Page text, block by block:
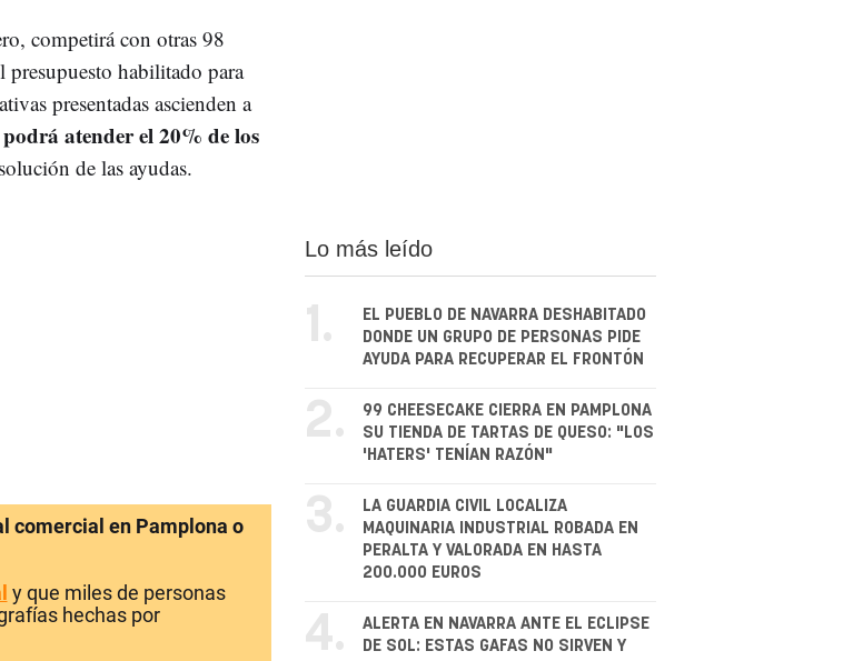
competirá con otras 98
presupuesto habilitado para
presentadas ascienden a
atender el 20% de los
de las ayudas.
comercial en Pamplona o
y que miles de personas
hechas por
Lo más leído
1.
EL PUEBLO DE NAVARRA DESHABITADO
DONDE UN GRUPO DE PERSONAS PIDE
AYUDA PARA RECUPERAR EL FRONTÓN
2.
99 CHEESECAKE CIERRA EN PAMPLONA
SU TIENDA DE TARTAS DE QUESO: "LOS
'HATERS' TENÍAN RAZÓN"
3.
LA GUARDIA CIVIL LOCALIZA
MAQUINARIA INDUSTRIAL ROBADA EN
PERALTA Y VALORADA EN HASTA
200.000 EUROS
4.
ALERTA EN NAVARRA ANTE EL ECLIPSE
DE SOL: ESTAS GAFAS NO SIRVEN Y